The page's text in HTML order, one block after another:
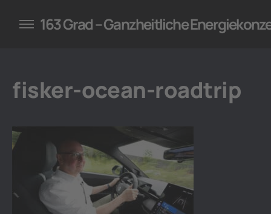
für Unternehmen
163 Grad – Ganzheitliche
fisker-ocean-roadtrip